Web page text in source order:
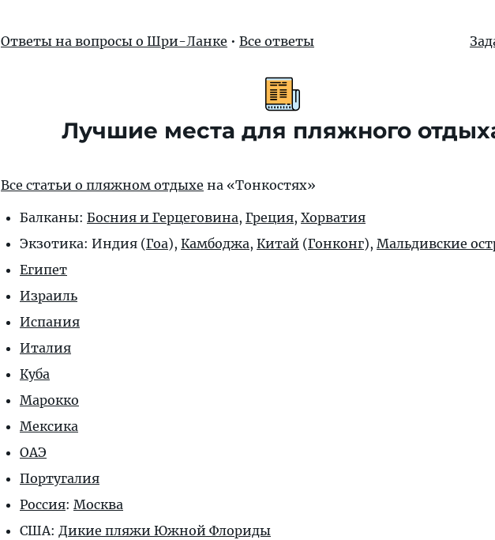
Ответы на вопросы о Шри-Ланке • Все ответы
Лучшие места для пляжного
Все статьи о пляжном отдыхе на «Тонкостях»
Балканы: Босния и Герцеговина, Греция, Хорватия
Экзотика: Индия (Гоа), Камбоджа, Китай (Гонконг), Мальдивские
Египет
Израиль
Испания
Италия
Куба
Марокко
Мексика
ОАЭ
Португалия
Россия: Москва
США: Дикие пляжи Южной Флориды